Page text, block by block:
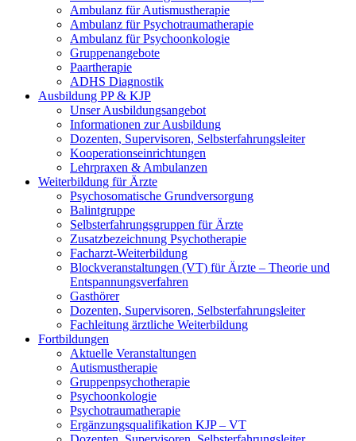
Ambulanz für Autismustherapie
Ambulanz für Psychotraumatherapie
Ambulanz für Psychoonkologie
Gruppenangebote
Paartherapie
ADHS Diagnostik
Ausbildung PP & KJP
Unser Ausbildungsangebot
Informationen zur Ausbildung
Dozenten, Supervisoren, Selbsterfahrungsleiter
Kooperationseinrichtungen
Lehrpraxen & Ambulanzen
Weiterbildung für Ärzte
Psychosomatische Grundversorgung
Balintgruppe
Selbsterfahrungsgruppen für Ärzte
Zusatzbezeichnung Psychotherapie
Facharzt-Weiterbildung
Blockveranstaltungen (VT) für Ärzte – Theorie und
Entspannungsverfahren
Gasthörer
Dozenten, Supervisoren, Selbsterfahrungsleiter
Fachleitung ärztliche Weiterbildung
Fortbildungen
Aktuelle Veranstaltungen
Autismustherapie
Gruppenpsychotherapie
Psychoonkologie
Psychotraumatherapie
Ergänzungsqualifikation KJP – VT